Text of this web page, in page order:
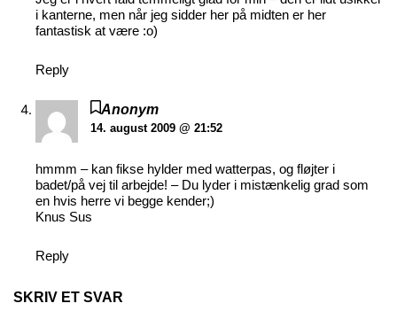
i kanterne, men når jeg sidder her på midten er her
fantastisk at være :o)
Reply
Anonym
14. august 2009 @ 21:52
hmmm – kan fikse hylder med watterpas, og fløjter i
badet/på vej til arbejde! – Du lyder i mistænkelig grad som
en hvis herre vi begge kender;)
Knus Sus
Reply
SKRIV ET SVAR